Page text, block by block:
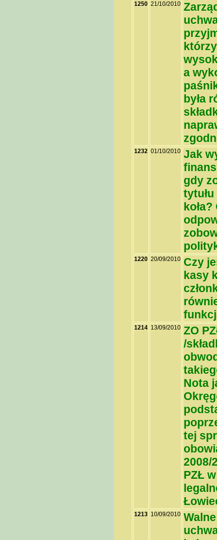
1250 21/10/2010
a
była
1232 01/10/2010 Jak
gdy
1220 20/09/2010 Czy
kasy
1214 13/09/2010 ZO
/
Nota
tej
2008/
PZŁ
1213 10/09/2010